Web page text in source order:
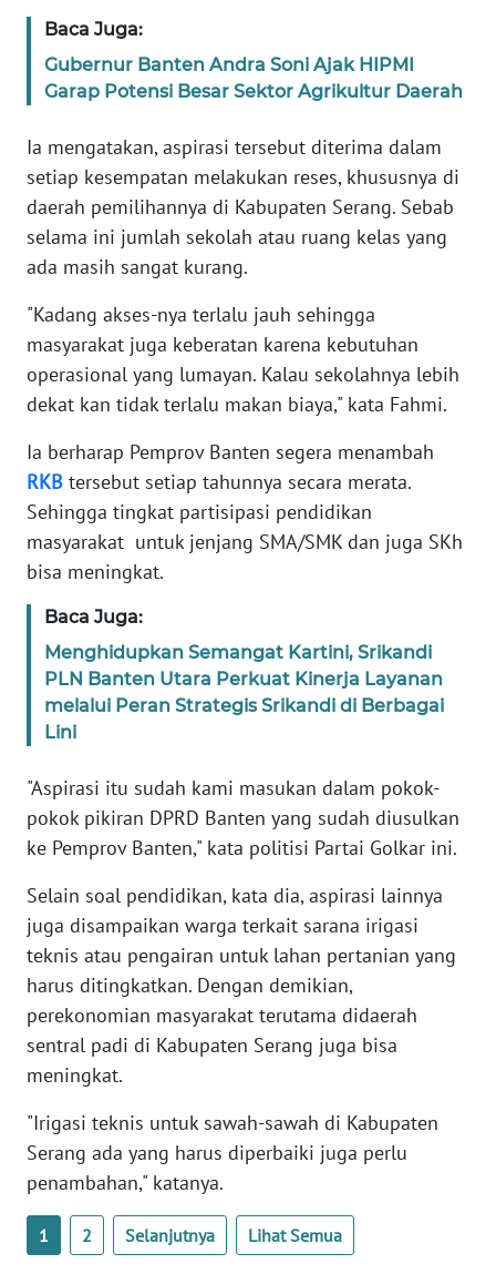
Baca Juga:
Gubernur Banten Andra Soni Ajak HIPMI
Garap Potensi Besar Sektor Agrikultur Daerah
Ia mengatakan, aspirasi tersebut diterima dalam
setiap kesempatan melakukan reses, khususnya di
daerah pemilihannya di Kabupaten Serang. Sebab
selama ini jumlah sekolah atau ruang kelas yang
ada masih sangat kurang.
"Kadang akses-nya terlalu jauh sehingga
masyarakat juga keberatan karena kebutuhan
operasional yang lumayan. Kalau sekolahnya lebih
dekat kan tidak terlalu makan biaya," kata Fahmi.
Ia berharap Pemprov Banten segera menambah
RKB tersebut setiap tahunnya secara merata.
Sehingga tingkat partisipasi pendidikan
masyarakat untuk jenjang SMA/SMK dan juga SKh
bisa meningkat.
Baca Juga:
Menghidupkan Semangat Kartini, Srikandi
PLN Banten Utara Perkuat Kinerja Layanan
melalui Peran Strategis Srikandi di Berbagai
Lini
"Aspirasi itu sudah kami masukan dalam pokok-
pokok pikiran DPRD Banten yang sudah diusulkan
ke Pemprov Banten," kata politisi Partai Golkar ini.
Selain soal pendidikan, kata dia, aspirasi lainnya
juga disampaikan warga terkait sarana irigasi
teknis atau pengairan untuk lahan pertanian yang
harus ditingkatkan. Dengan demikian,
perekonomian masyarakat terutama didaerah
sentral padi di Kabupaten Serang juga bisa
meningkat.
"Irigasi teknis untuk sawah-sawah di Kabupaten
Serang ada yang harus diperbaiki juga perlu
penambahan," katanya.
1 2 Selanjutnya Lihat Semua
Regional
WN
SUMUT
WN
JAKARTA
WN
JABAR
WN
BANTEN
WN
WN
KEPRI
WN
WN
PAPUA
BARAT
RIAU
WN
SERAMBI
JAMBI
WN
SULTRA
WN
WN
SULTENG